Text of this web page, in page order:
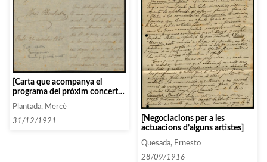
[Carta que acompanya el
programa del pròxim concert a
Sabadell]
Plantada, Mercè
31/12/1921
[Negociacions per a les
actuacions d’alguns artistes]
Quesada, Ernesto
28/09/1916